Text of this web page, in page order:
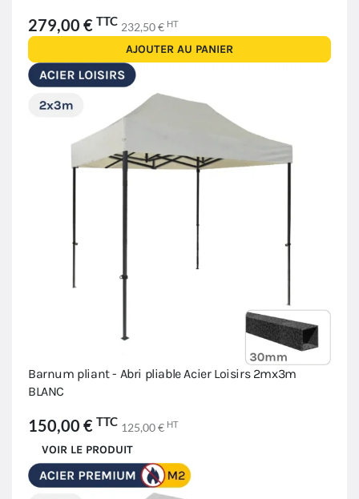
279,00 € TTC 232,50 € HT
AJOUTER AU PANIER
Barnum pliant - Abri pliable Acier Loisirs 2mx3m
BLANC
150,00 € TTC 125,00 € HT
VOIR LE PRODUIT